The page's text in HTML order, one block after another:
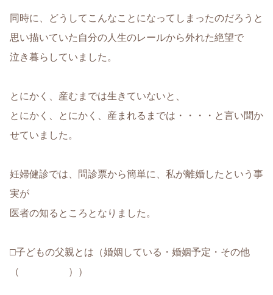
同時に、どうしてこんなことになってしまったのだろうと
思い描いていた自分の人生のレールから外れた絶望で
泣き暮らしていました。
とにかく、産むまでは生きていないと、
とにかく、とにかく、産まれるまでは・・・・と言い聞か
せていました。
妊婦健診では、問診票から簡単に、私が離婚したという事
実が
医者の知るところとなりました。
□子どもの父親とは（婚姻している・婚姻予定・その他
（ ））